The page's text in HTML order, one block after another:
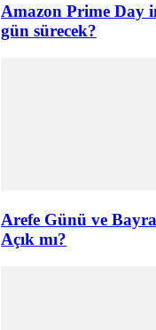
Amazon Prime Day
gün sürecek?
Arefe Günü ve
Açık mı?